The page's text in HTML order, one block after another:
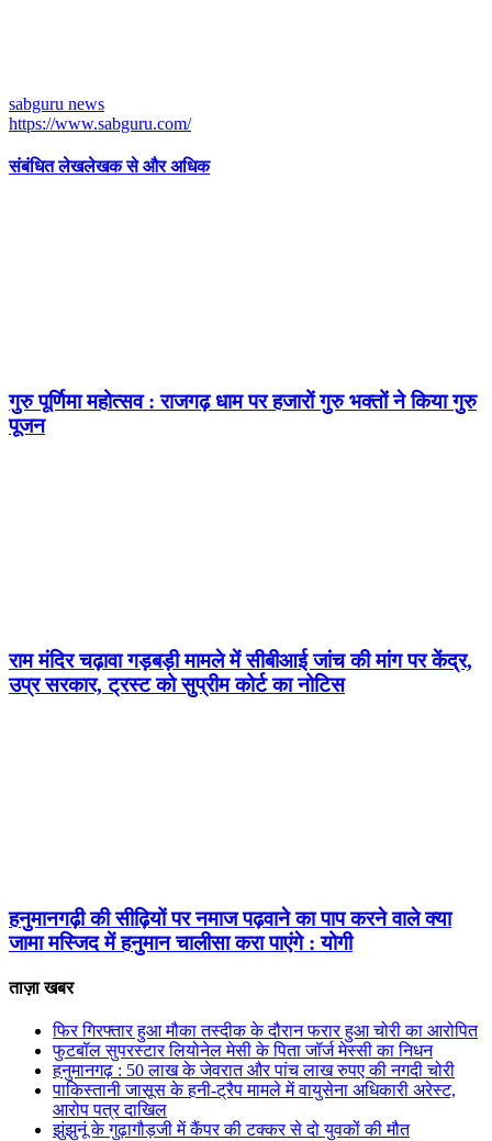
sabguru news
https://www.sabguru.com/
संबंधित लेखलेखक से और अधिक
गुरु पूर्णिमा महोत्सव : राजगढ़ धाम पर हजारों गुरु भक्तों ने किया गुरु
पूजन
राम मंदिर चढ़ावा गड़बड़ी मामले में सीबीआई जांच की मांग पर केंद्र,
उप्र सरकार, ट्रस्ट को सुप्रीम कोर्ट का नोटिस
हनुमानगढ़ी की सीढ़ियों पर नमाज पढ़वाने का पाप करने वाले क्या
जामा मस्जिद में हनुमान चालीसा करा पाएंगे : योगी
ताज़ा खबर
फिर गिरफ्तार हुआ मौका तस्दीक के दौरान फरार हुआ चोरी का आरोपित
फुटबॉल सुपरस्टार लियोनेल मेसी के पिता जॉर्ज मेस्सी का निधन
हनुमानगढ़ : 50 लाख के जेवरात और पांच लाख रुपए की नगदी चोरी
पाकिस्तानी जासूस के हनी-ट्रैप मामले में वायुसेना अधिकारी अरेस्ट,
आरोप पत्र दाखिल
झुंझुनूं के गुढ़ागौड़जी में कैंपर की टक्कर से दो युवकों की मौत